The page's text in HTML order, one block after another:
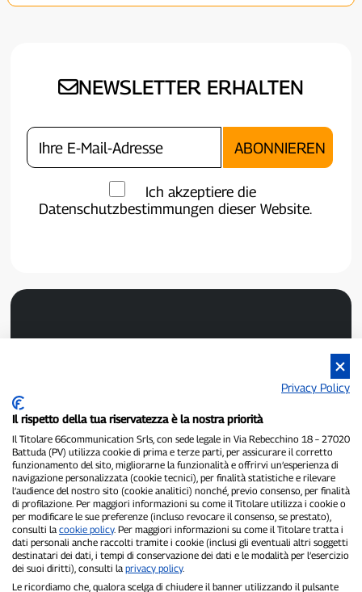
NEWSLETTER ERHALTEN
Ich akzeptiere die
Datenschutzbestimmungen dieser Website.
Registrierungsnummer 1/2021 vom 1.2.2021 – Gericht Pavia.
Inhaber und Herausgeber:66communication Srls– USt-IdNr.
02798890188.
Chefredakteur:Alessandro Secchi – Stellvertretender Chefredakteur:
Federico Benedusi.
Datenschutzrichtlinie–Cookie-Richtlinie
„Wenn es wirklich passiert ist, findet man es auf P300.it.“
Copyright © P300.it 2012–2026
Privacy Policy
Il rispetto della tua riservatezza è la nostra priorità
Il Titolare 66communication Srls, con sede legale in Via Rebecchino 18 – 27020
Battuda (PV) utilizza cookie di prima e terze parti, per assicurare il corretto
funzionamento del sito, migliorarne la funzionalità e offrirvi un’esperienza di
navigazione personalizzata (cookie tecnici), per finalità statistiche e rilevare
l’audience del nostro sito (cookie analitici) nonché, previo consenso, per finalità
di profilazione. Per maggiori informazioni su come il Titolare utilizza i cookie o
per modificare le sue preferenze (incluso revocare il consenso, se prestato),
consulti la cookie policy. Per maggiori informazioni su come il Titolare tratta i
dati personali anche raccolti tramite i cookie (inclusi gli eventuali altri soggetti
destinatari dei dati, i tempi di conservazione dei dati e le modalità per l’esercizio
dei suoi diritti), consulti la privacy policy.
Le ricordiamo che, qualora scelga di chiudere il banner utilizzando il pulsante